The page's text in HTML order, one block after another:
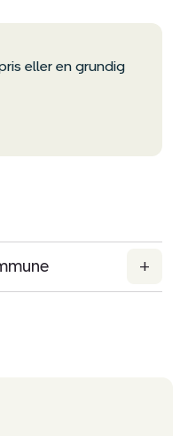
eller en grundig